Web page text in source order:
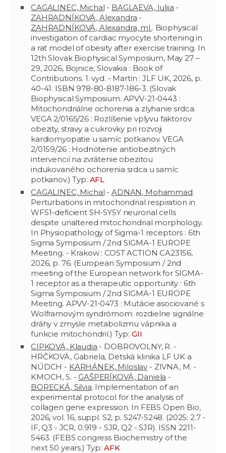
CAGALINEC, Michal - BAGLAEVA, Iuliia -
ZAHRADNÍKOVÁ, Alexandra -
ZAHRADNÍKOVÁ, Alexandra, ml.. Biophysical
investigation of cardiac myocyte shortening in
a rat model of obesity after exercise training. In
12th Slovak Biophysical Symposium, May 27 –
29, 2026, Bojnice, Slovakia : Book of
Contributions. 1. vyd. - Martin : JLF UK, 2026, p.
40-41. ISBN 978-80-8187-186-3. (Slovak
Biophysical Symposium. APVV-21-0443 :
Mitochondriálne ochorenia a zlyhanie srdca.
VEGA 2/0165/26 : Rozlíšenie vplyvu faktorov
obezity, stravy a cukrovky pri rozvoji
kardiomyopatie u samíc potkanov. VEGA
2/0159/26 : Hodnotenie antiobezitných
intervencií na zvrátenie obezitou
indukovaného ochorenia srdca u samíc
potkanov.) Typ: AFL
CAGALINEC, Michal -ADNAN, Mohammad.
Perturbations in mitochondrial respiration in
WFS1-deficient SH-SY5Y neuronal cells
despite unaltered mitochondrial morphology.
In Physiopathology of Sigma-1 receptors : 6th
Sigma Symposium / 2nd SIGMA-1 EUROPE
Meeting. - Krakow : COST ACTION CA23156,
2026, p. 76. (European Symposium / 2nd
meeting of the European network for SIGMA-
1 receptor as a therapeutic opportunity : 6th
Sigma Symposium / 2nd SIGMA-1 EUROPE
Meeting. APVV-21-0473 : Mutácie asociované s
Wolframovým syndrómom: rozdielne signálne
dráhy v zmysle metabolizmu vápnika a
funkcie mitochondrií.) Typ: GII
CIPKOVÁ, Klaudia - DOBROVOLNY, R. -
HRČKOVÁ, Gabriela, Detská klinika LF UK a
NÚDCH - KARHÁNEK, Miloslav - ZIVNA, M. -
KMOCH, S. - GAŠPERÍKOVÁ, Daniela -
BORECKÁ, Silvia. Implementation of an
experimental protocol for the analysis of
collagen gene expression. In FEBS Open Bio,
2026, vol. 16, suppl. S2, p. S247-S248. (2025: 2.7 -
IF, Q3 - JCR, 0.919 - SJR, Q2 - SJR). ISSN 2211-
5463. (FEBS congress Biochemistry of the
next 50 years.) Typ: AFK